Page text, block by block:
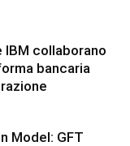
collaborano
bancaria
Model: GFT